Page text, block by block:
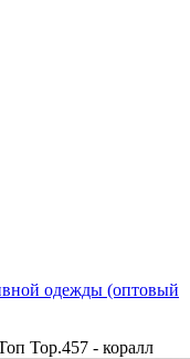
одежды (оптовый
Top.457 - коралл